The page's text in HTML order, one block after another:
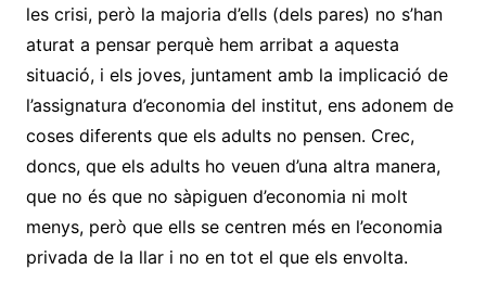
les crisi, però la majoria d’ells (dels pares) no s’han
aturat a pensar perquè hem arribat a aquesta
situació, i els joves, juntament amb la implicació de
l’assignatura d’economia del institut, ens adonem de
coses diferents que els adults no pensen. Crec,
doncs, que els adults ho veuen d’una altra manera,
que no és que no sàpiguen d’economia ni molt
menys, però que ells se centren més en l’economia
privada de la llar i no en tot el que els envolta.